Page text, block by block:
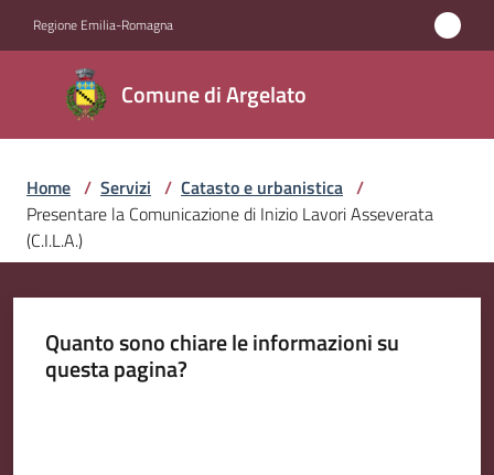
Regione Emilia-Romagna
Comune di Argelato
Comune
di
Argelato
Amministrazione
Novità
Servizi
Menu selezionato
Home / Servizi / Catasto e urbanistica /
Presentare la Comunicazione di Inizio Lavori Asseverata
(C.I.L.A.)
Quanto sono chiare le informazioni su
questa pagina?